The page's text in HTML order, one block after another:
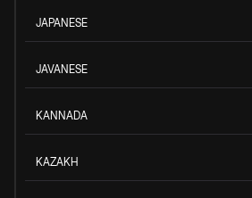
JAPANESE
JAVANESE
KANNADA
KAZAKH